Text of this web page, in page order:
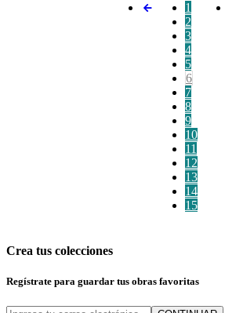
1
2
3
4
5
6
7
8
9
10
11
12
13
14
15
Crea tus colecciones
Regístrate para guardar tus obras favoritas